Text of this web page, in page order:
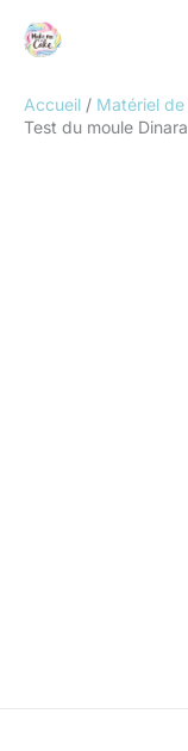
Accueil
Matériel
Test du moule